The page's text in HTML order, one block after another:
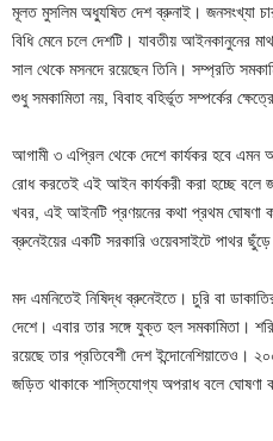
মূলত মুসলিম অধ্যুষিত দেশ ব্রুনাই। জনসংখ্যা
বিধি মেনে চলে দেশটি। যাবতীয় আইনকানুনের
সাল থেকে মসনদে রয়েছেন তিনি। সম্প্রতি
শুধু সমকামিতা নয়, বিবাহ বহির্ভূত সম্পর্কের
আগামী ৩ এপ্রিল থেকে দেশে কার্যকর হবে এমন
রোধ করতেই এই আইন কার্যকরী করা হচ্ছে বলে
খবর, এই আইনটি প্রণয়নের কথা প্রথম ঘোষণা
ব্রুনেইয়ের একটি সরকারি ওয়েবসাইটে পাথর
মদ এমনিতেই নিষিদ্ধ ব্রুনেইতে। চুরি বা
দেশে। এবার তার সঙ্গে যুক্ত হল সমকামিতা।
রয়েছে তার প্রতিবেশী দেশ ইন্দোনেশিয়াতেও।
জড়িত থাকাকে শাস্তিযোগ্য অপরাধ বলে ঘোষণা